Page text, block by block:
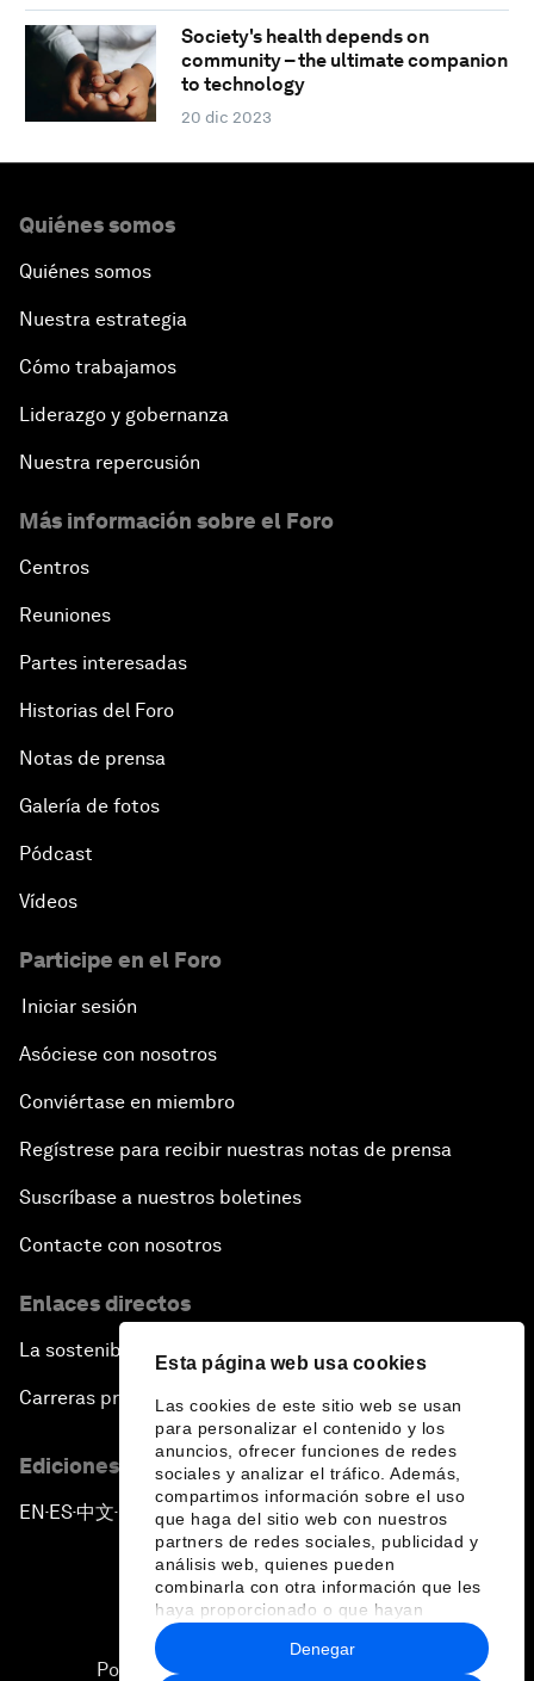
Esta página web usa cookies
Las cookies de este sitio web se usan
para personalizar el contenido y los
anuncios, ofrecer funciones de redes
sociales y analizar el tráfico. Además,
compartimos información sobre el uso
que haga del sitio web con nuestros
partners de redes sociales, publicidad y
análisis web, quienes pueden
combinarla con otra información que les
haya proporcionado o que hayan
recopilado a partir del uso que haya
hecho de sus servicios.
Denegar
Society's health depends on
community – the ultimate companion
to technology
20 dic 2023
Quiénes somos
Quiénes somos
Nuestra estrategia
Cómo trabajamos
Liderazgo y gobernanza
Nuestra repercusión
Más información sobre el Foro
Centros
Reuniones
Partes interesadas
Historias del Foro
Notas de prensa
Galería de fotos
Pódcast
Vídeos
Participe en el Foro
Iniciar sesión
Asóciese con nosotros
Conviértase en miembro
Regístrese para recibir nuestras notas de prensa
Suscríbase a nuestros boletines
Contacte con nosotros
Enlaces directos
La sostenibilidad en el Foro
Carreras profesionales
Ediciones en otros idiomas
EN ▪ES▪中文▪ 日本語
Política de privacidad y normas de uso